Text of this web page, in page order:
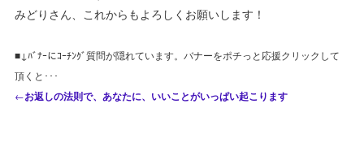
みどりさん、これからもよろしくお願いします！
■↓ﾊﾞﾅｰにｺｰﾁﾝｸﾞ質問が隠れています。バナーをポチっと応援クリックして
頂くと･･･
←お返しの法則で、あなたに、いいことがいっぱい起こります